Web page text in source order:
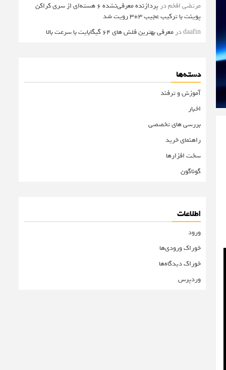
مرتضی افخمدر
پردازنده معرفی‌نشده 6 هسته‌ای از سری کراکن
پوینت با ترکیب عجیب 3+3 رویت شد
daafinدر معرفی بهترین فلش های 64 گیگابایت با سرعت بالا
دسته‌ها
آموزش و ترفند
اخبار
بررسی های تخصصی
راهنمای خرید
سخت افزارها
گوناگون
اطلاعات
ورود
خوراک ورودی‌ها
خوراک دیدگاه‌ها
وردپرس